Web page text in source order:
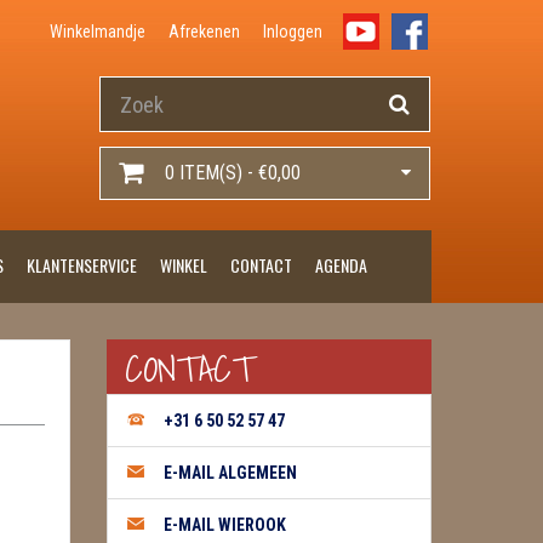
Winkelmandje Afrekenen Inloggen
0 ITEM(S) - €0,00
KLANTENSERVICE WINKEL CONTACT AGENDA
CONTACT
+31 6 50 52 57 47
E-MAIL ALGEMEEN
E-MAIL WIEROOK